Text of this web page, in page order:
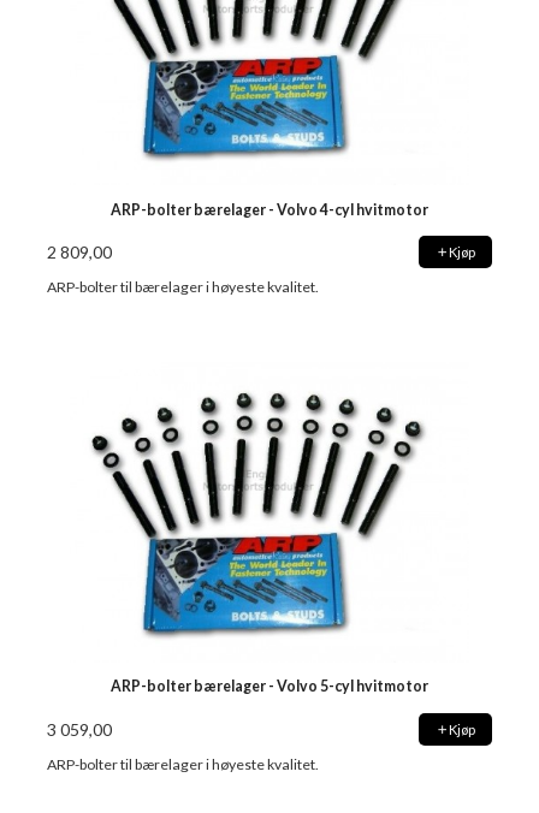
ARP-bolter bærelager - Volvo 4-cyl hvitmotor
2 809,00 Kjøp
ARP-bolter til bærelager i høyeste kvalitet.
ARP-bolter bærelager - Volvo 5-cyl hvitmotor
3 059,00 Kjøp
ARP-bolter til bærelager i høyeste kvalitet.